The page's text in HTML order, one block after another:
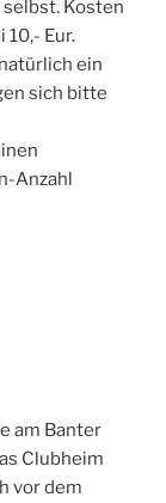
Kosten
Eur.
ein
sich bitte
Anzahl
am Banter
Clubheim
vor dem